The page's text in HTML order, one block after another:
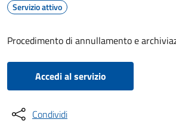
Servizio attivo
Procedimento di annullamento e
Accedi al servizio
Condividi